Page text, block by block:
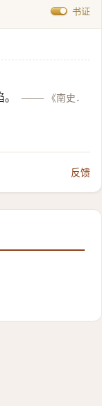
书证
。 ——
《南史．
反馈